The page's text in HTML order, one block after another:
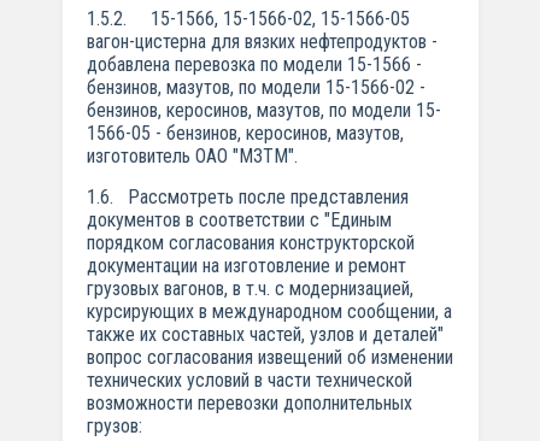
1.5.2. 15-1566, 15-1566-02, 15-1566-05
вагон-цистерна для вязких нефтепродуктов -
добавлена перевозка по модели 15-1566 -
бензинов, мазутов, по модели 15-1566-02 -
бензинов, керосинов, мазутов, по модели 15-
1566-05 - бензинов, керосинов, мазутов,
изготовитель ОАО "МЗТМ".
1.6. Рассмотреть после представления
документов в соответствии с "Единым
порядком согласования конструкторской
документации на изготовление и ремонт
грузовых вагонов, в т.ч. с модернизацией,
курсирующих в международном сообщении, а
также их составных частей, узлов и деталей"
вопрос согласования извещений об изменении
технических условий в части технической
возможности перевозки дополнительных
грузов: